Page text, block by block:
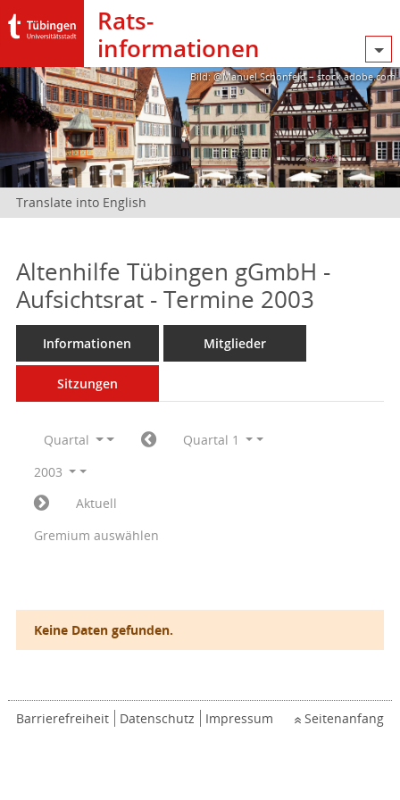
Rats­
informationen
Bild: @Manuel Schönfeld – stock.adobe.com
Translate into English
Altenhilfe Tübingen gGmbH -
Aufsichtsrat - Termine 2003
Informationen Mitglieder
Sitzungen
Quartal
Quartal 1
2003
Aktuell
Gremium auswählen
Keine Daten gefunden.
Barrierefreiheit Datenschutz Impressum Seitenanfang